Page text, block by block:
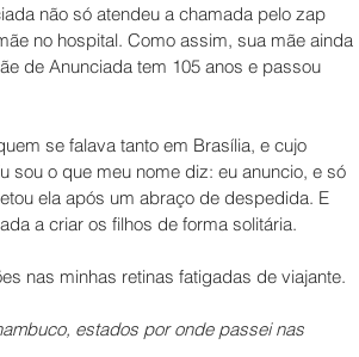
não só atendeu a chamada pelo zap
no hospital. Como assim, sua mãe ainda
de Anunciada tem 105 anos e passou
se falava tanto em Brasília, e cujo
sou o que meu nome diz: eu anuncio, e só
ela após um abraço de despedida. E
a criar os filhos de forma solitária.
nas minhas retinas fatigadas de viajante.
estados por onde passei nas